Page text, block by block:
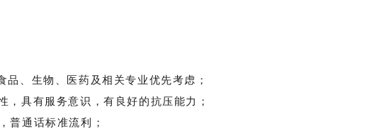
、生物、医药及相关专业优先考虑；
具有服务意识，有良好的抗压能力；
普通话标准流利；